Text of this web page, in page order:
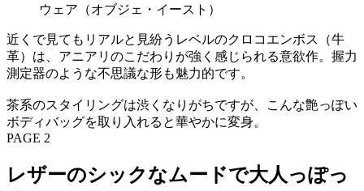
ウェア（オブジェ・イースト）
近くで見てもリアルと見紛うレベルのクロコエンボス（牛
革）は、アニアリのこだわりが強く感じられる意欲作。握力
測定器のような不思議な形も魅力的です。
茶系のスタイリングは渋くなりがちですが、こんな艶っぽい
ボディバッグを取り入れると華やかに変身。
PAGE 2
レザーのシックなムードで大人っぽっ